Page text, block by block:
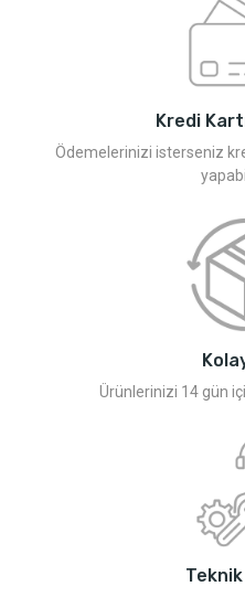
Kredi
Ödemelerinizi isterseniz
Ürünlerinizi 14 gün